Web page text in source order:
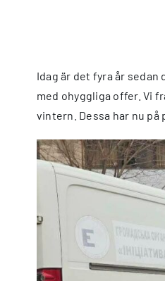
Idag är det fyra år
med ohyggliga offer. Vi
vintern. Dessa har nu på